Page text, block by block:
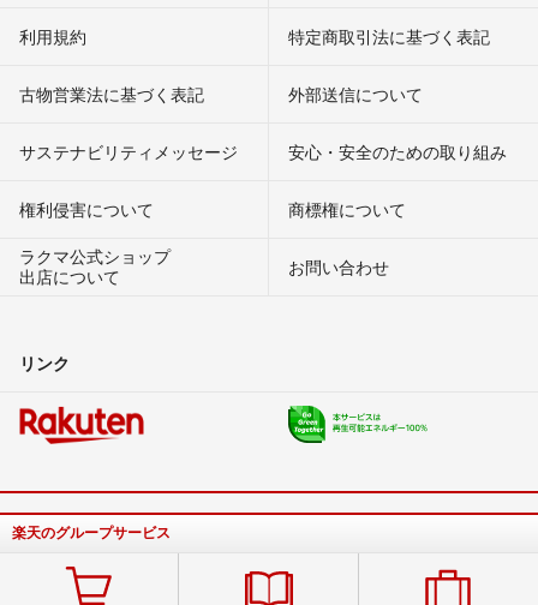
利用規約 特定商取引法に基づく表記
古物営業法に基づく表記 外部送信について
サステナビリティメッセージ 安心・安全のための取り組み
権利侵害について
商標権について
ラクマ公式ショップ
出店について
お問い合わせ
リンク
楽天のグループサービス